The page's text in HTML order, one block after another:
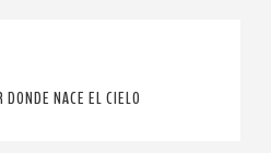
NACE EL CIELO